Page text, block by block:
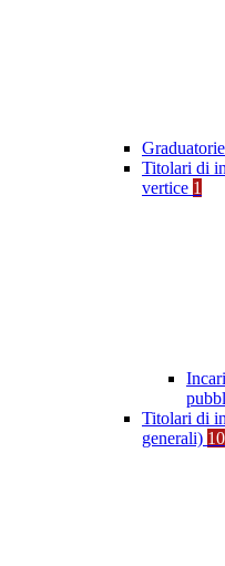
Titolari di
vertice 1
Titolari di
generali) 10